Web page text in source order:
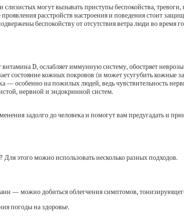
могут вызывать приступы беспокойства, тревоги,
расстройств настроения и поведения стоит
беспокойству от отсутствия ветра люди во время
D, ослабляет иммунную систему, обостряет
состояние кожных покровов (и может усугубить кожные
— особенно на пожилых людей, ведь чувствительность
нервной и эндокринной систем.
задолго до человека и помогут вам предугадать и
этого можно использовать несколько разных подходов.
— можно добиться облегчения симптомов,
погоды на здоровье.